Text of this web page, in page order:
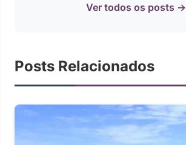
Ver todos os posts →
Posts Relacionados